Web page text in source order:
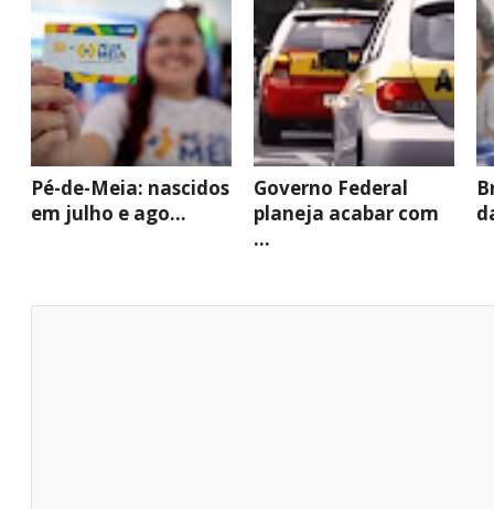
Pé-de-Meia: nascidos
em julho e ago...
Governo Federal
planeja acabar com
...